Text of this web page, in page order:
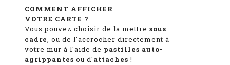
COMMENT AFFICHER
VOTRE CARTE ?
Vous pouvez choisir de la mettre sous
cadre, ou de l'accrocher directement à
votre mur à l'aide de pastilles auto-
agrippantes ou d'attaches !